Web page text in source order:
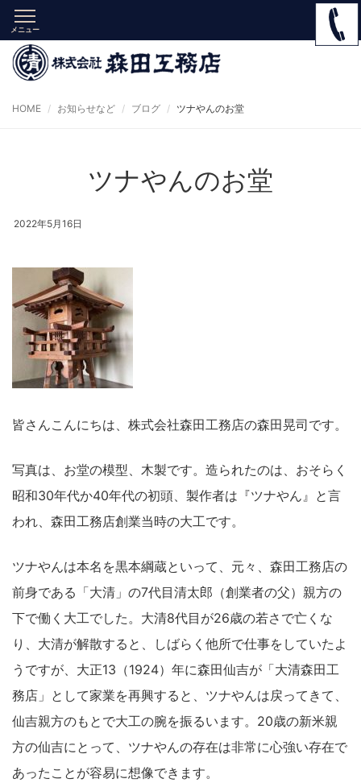
メニュー
HOME お知らせなど ブログ ツナやんのお堂
ツナやんのお堂
2022年5月16日
皆さんこんにちは、株式会社森田工務店の森田晃司です。
写真は、お堂の模型、木製です。造られたのは、おそらく
昭和30年代か40年代の初頭、製作者は『ツナやん』と言
われ、森田工務店創業当時の大工です。
ツナやんは本名を黒本綱蔵といって、元々、森田工務店の
前身である「大清」の7代目清太郎（創業者の父）親方の
下で働く大工でした。大清8代目が26歳の若さで亡くな
り、大清が解散すると、しばらく他所で仕事をしていたよ
うですが、大正13（1924）年に森田仙吉が「大清森田工
務店」として家業を再興すると、ツナやんは戻ってきて、
仙吉親方のもとで大工の腕を振るいます。20歳の新米親
方の仙吉にとって、ツナやんの存在は非常に心強い存在で
あったことが容易に想像できます。